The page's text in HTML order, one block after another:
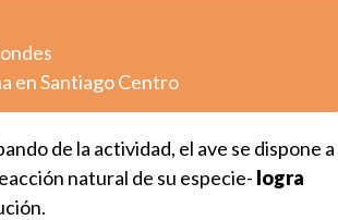
en Santiago Centro
de la actividad, el ave se dispone a
natural de su especie- logra